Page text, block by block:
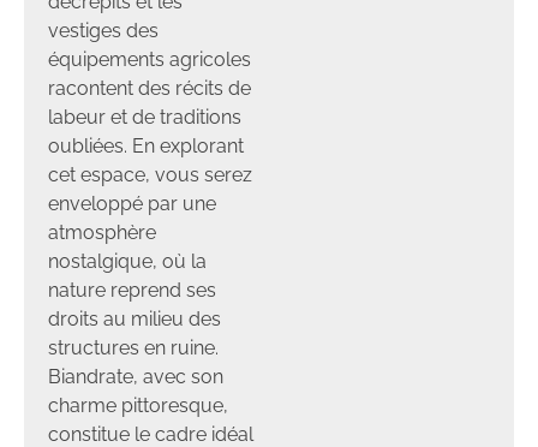
vestiges des
équipements agricoles
racontent des récits de
labeur et de traditions
oubliées. En explorant
cet espace, vous serez
enveloppé par une
atmosphère
nostalgique, où la
nature reprend ses
droits au milieu des
structures en ruine.
Biandrate, avec son
charme pittoresque,
constitue le cadre idéal